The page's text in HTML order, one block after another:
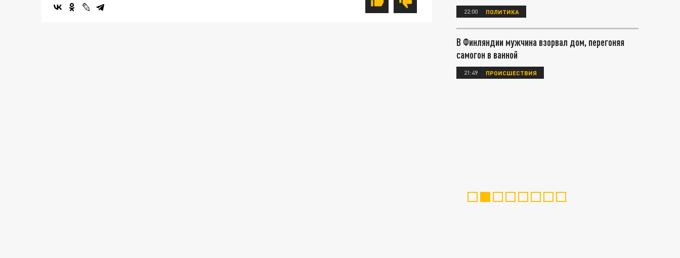
22:00 ПОЛИТИКА
В Финляндии мужчина взорвал дом, перегоняя
самогон в ванной
21:49 ПРОИСШЕСТВИЯ